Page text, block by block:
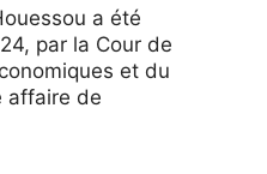
a été
par la Cour de
et du
affaire de